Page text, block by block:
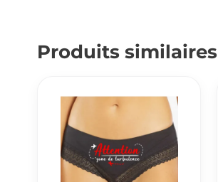
Produits similaires